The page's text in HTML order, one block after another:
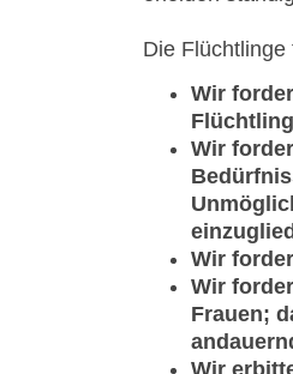
Die Flüchtlinge
Wir
Wir
Wir
Wir
Frauen;
Wir